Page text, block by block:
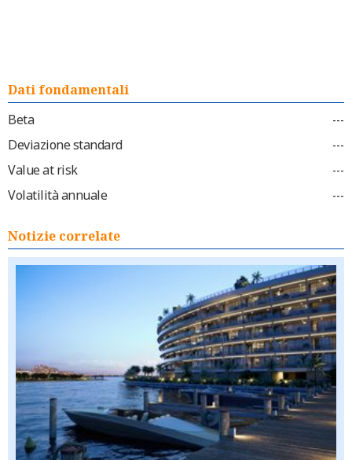
Dati fondamentali
Beta
---
Deviazione standard ---
Value at risk ---
Volatilità annuale ---
Notizie correlate